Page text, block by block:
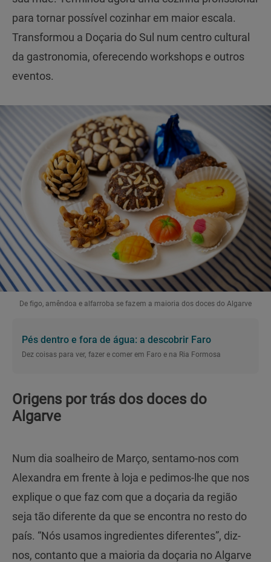
para tornar possível cozinhar em maior escala.
Transformou a Doçaria do Sul num centro cultural
da gastronomia, oferecendo workshops e outros
eventos.
De figo, amêndoa e alfarroba se fazem a maioria dos doces do Algarve
Pés dentro e fora de água: a descobrir Faro
Dez coisas para ver, fazer e comer em Faro e na Ria Formosa
Origens por trás dos doces do
Algarve
Num dia soalheiro de Março, sentamo-nos com
Alexandra em frente à loja e pedimos-lhe que nos
explique o que faz com que a doçaria da região
seja tão diferente da que se encontra no resto do
país. “Nós usamos ingredientes diferentes”, diz-
nos, contanto que a maioria da doçaria no Algarve